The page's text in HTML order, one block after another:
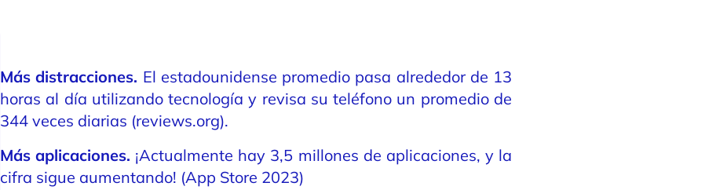
Más distracciones. El estadounidense promedio pasa alrededor de 13
horas al día utilizando tecnología y revisa su teléfono un promedio de
344 veces diarias (reviews.org).
Más aplicaciones. ¡Actualmente hay 3,5 millones de aplicaciones, y la
cifra sigue aumentando! (App Store 2023)